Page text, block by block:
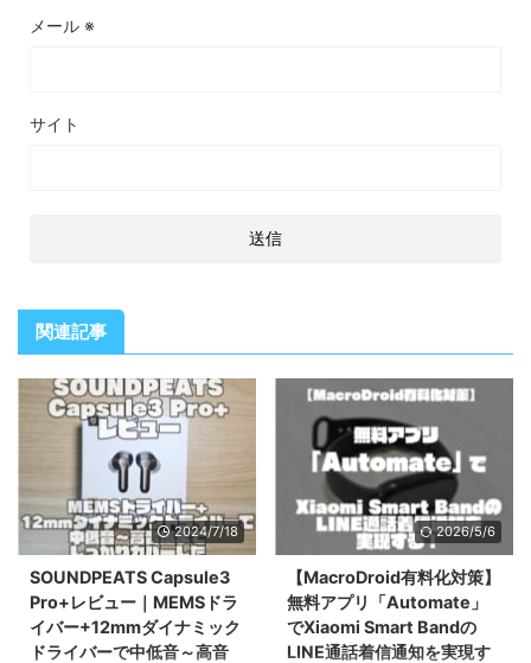
メール ※
サイト
関連記事
2024/7/18
SOUNDPEATS Capsule3
Pro+レビュー｜MEMSドラ
イバー+12mmダイナミック
ドライバーで中低音～高音
2026/5/6
【MacroDroid有料化対策】
無料アプリ「Automate」
でXiaomi Smart Bandの
LINE通話着信通知を実現す